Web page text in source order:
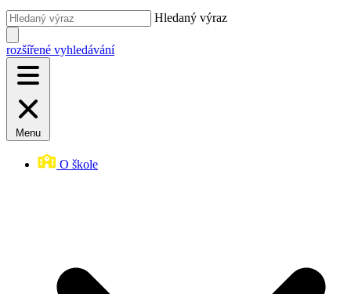
Hledaný výraz
rozšířené vyhledávání
Menu
O škole